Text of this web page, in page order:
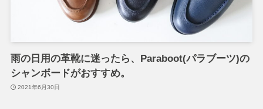
雨の日用の革靴に迷ったら、Paraboot(パラブーツ)の
シャンボードがおすすめ。
2021年6月30日